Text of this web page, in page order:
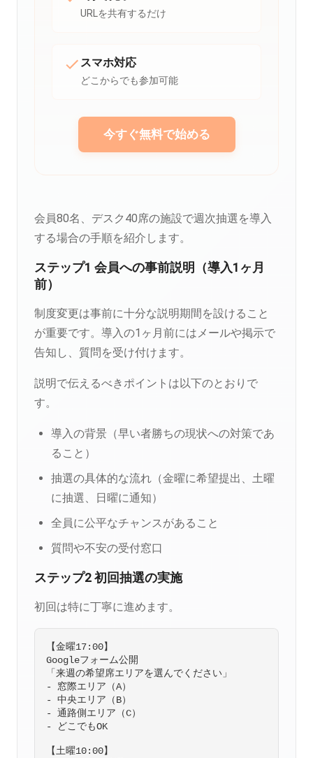
URLを共有するだけ
スマホ対応
どこからでも参加可能
今すぐ無料で始める
会員80名、デスク40席の施設で週次抽選を導入
する場合の手順を紹介します。
ステップ1 会員への事前説明（導入1ヶ月
前）
制度変更は事前に十分な説明期間を設けること
が重要です。導入の1ヶ月前にはメールや掲示で
告知し、質問を受け付けます。
説明で伝えるべきポイントは以下のとおりで
す。
導入の背景（早い者勝ちの現状への対策であ
ること）
抽選の具体的な流れ（金曜に希望提出、土曜
に抽選、日曜に通知）
全員に公平なチャンスがあること
質問や不安の受付窓口
ステップ2 初回抽選の実施
初回は特に丁寧に進めます。
【金曜17:00】
Googleフォーム公開
「来週の希望席エリアを選んでください」
- 窓際エリア（A）
- 中央エリア（B）
- 通路側エリア（C）
- どこでもOK
【土曜10:00】